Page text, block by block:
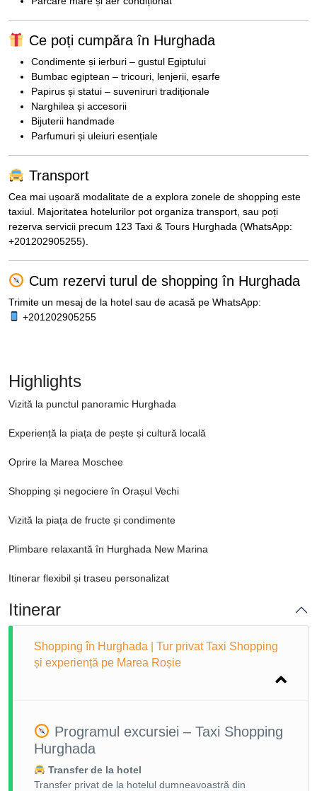
Ce poți cumpăra în Hurghada
Condimente și ierburi – gustul Egiptului
Bumbac egiptean – tricouri, lenjerii, eșarfe
Papirus și statui – suveniruri tradiționale
Narghilea și accesorii
Bijuterii handmade
Parfumuri și uleiuri esențiale
Transport
Cea mai ușoară modalitate de a explora zonele de shopping este
taxiul. Majoritatea hotelurilor pot organiza transport, sau poți
rezerva servicii precum 123 Taxi & Tours Hurghada (WhatsApp:
+201202905255).
Cum rezervi turul de shopping în Hurghada
Trimite un mesaj de la hotel sau de acasă pe WhatsApp:
+201202905255
Highlights
Vizită la punctul panoramic Hurghada
Experiență la piața de pește și cultură locală
Oprire la Marea Moschee
Shopping și negociere în Orașul Vechi
Vizită la piața de fructe și condimente
Plimbare relaxantă în Hurghada New Marina
Itinerar flexibil și traseu personalizat
Itinerar
Shopping în Hurghada | Tur privat Taxi Shopping
și experiență pe Marea Roșie
Programul excursiei – Taxi Shopping
Hurghada
Transfer de la hotel
Transfer privat de la hotelul dumneavoastră din